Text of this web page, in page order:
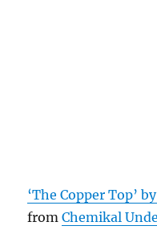
‘The Copper Top’
fromChemikal